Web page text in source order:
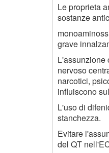
Le proprieta
sostanze
grave
L'assunzione
nervoso
narcotici,
influiscono
L'uso di
stanchezza.
Evitare
del QT